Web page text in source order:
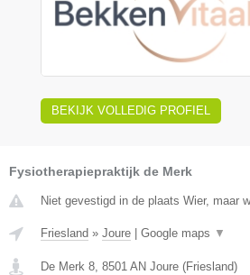
BEKIJK VOLLEDIG PROFIEL
Fysiotherapiepraktijk de Merk
Niet gevestigd in de plaats Wier, maar
Friesland » Joure Google maps ▼
De Merk 8, 8501 AN Joure (Friesland)